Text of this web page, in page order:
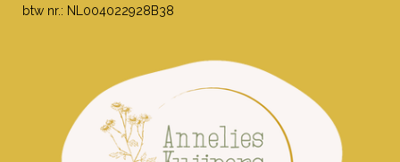
btw nr.: NL004022928B38